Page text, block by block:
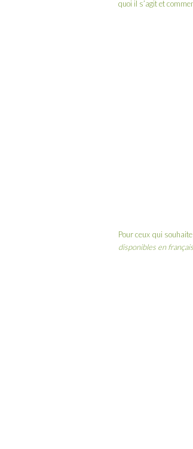
quoi il s’agit et
Pour ceux qui
disponibles en